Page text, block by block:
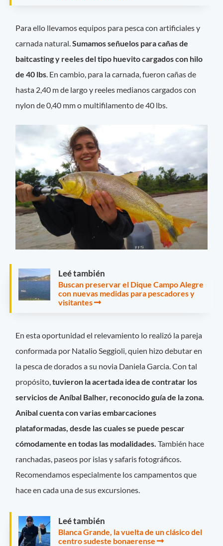
Para ello llevamos equipos para pesca con artificiales y
carnada natural.Sumamos señuelos para cañas de
baitcasting y reeles del tipo huevito cargados con hilo
de 40 lbs. En cambio, para la carnada, fueron cañas de
hasta 2,40 m de largo y reeles medianos cargados con
nylon de 0,40 mm o multifilamento de 40 lbs.
Leé también
Buscan preservar el Dique Campo Alegre
con nuevas medidas para pescadores y
visitantes
En esta oportunidad el relevamiento lo realizó la pareja
conformada por Natalio Seggioli, quien hizo debutar en
la pesca de dorados a su novia Daniela Garcia. Con tal
propósito,tuvieron la acertada idea de contratar los
servicios de Aníbal Balher, reconocido guía de la zona.
Anibal cuenta con varias embarcaciones
plataformadas, desde las cuales se puede pescar
cómodamente en todas las modalidades. También hace
ranchadas, paseos por islas y safaris fotográficos.
Recomendamos especialmente los campamentos que
hace en cada una de sus excursiones.
Leé también
Blanca Grande, la vuelta de un clásico del
centro sudeste bonaerense